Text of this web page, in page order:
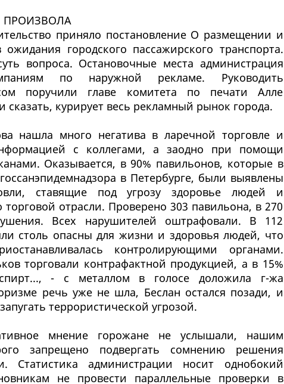
ПРОИЗВОЛА
приняло постановление О размещении и
городского пассажирского транспорта.
вопроса. Остановочные места администрация
по наружной рекламе. Руководить
поручили главе комитета по печати Алле
сказать, курирует весь рекламный рынок города.
нашла много негатива в ларечной торговле и
с коллегами, а заодно при помощи
Оказывается, в 90% павильонов, которые в
в Петербурге, были выявлены
ставящие под угрозу здоровье людей и
отрасли. Проверено 303 павильона, в 270
Всех нарушителей оштрафовали. В 112
столь опасны для жизни и здоровья людей, что
контролирующими органами.
торговали контрафактной продукцией, а в 15%
- с металлом в голосе доложила г-жа
речь уже не шла, Беслан остался позади, и
террористической угрозой.
мнение горожане не услышали, нашим
запрещено подвергать сомнению решения
Статистика администрации носит однобокий
не провести параллельные проверки в